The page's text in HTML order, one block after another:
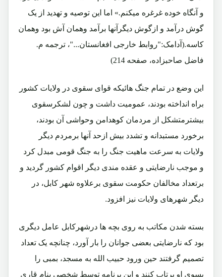
و آنگاه خوده غرغره میکنم.» اما این توصیه و تهدید از یک
گوش درآمد و ازگوش دیگرآنها برآمد وهمان آش بود وهمان
کاسه.(آدامک:"روابط خارجی افغانستان..."، ترجمه م.
فاضل صاحبزاده، صفحه 214)
این وضع در تمام جنگ هائیکه قوای سقوی در ولایات کشور
براه انداخته بودند، عمومیت داشت و چون لشکرسقوی
بیشترمتشکل از مردمان کوهدامن وحواشی آن بودند،
برخورد مستبدانه و تشدد بیش ازحد آنها برمردم دیگر
ولایات به سرعت ماهیت جنگ را به جنگ قومی مبدل کرد
و موجب نارضایتی و عقده مندی دیگر اقوام کشور گردید و
برتعداد مخالفان حکومت سقوی برعلاوه شهر کابل، در
دیگر شهرهای ولایات نیز افزود.
بسته شدن مکاتب به روی بچه ها درشهرکابل عامل دیگری
بود که نارضایتی بعضی جوانان را بار آورد، چنانچه یک تعداد
تصمیم گرفتند حین ورود حبیب الله به مسجد، بمبی را
بسوی او پرتاب کنند و این برنامه توسط شخصی بنام قاری